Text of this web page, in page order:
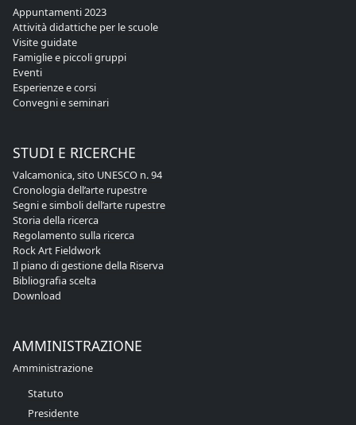
Appuntamenti 2023
Attività didattiche per le scuole
Visite guidate
Famiglie e piccoli gruppi
Eventi
Esperienze e corsi
Convegni e seminari
STUDI E RICERCHE
Valcamonica, sito UNESCO n. 94
Cronologia dell’arte rupestre
Segni e simboli dell’arte rupestre
Storia della ricerca
Regolamento sulla ricerca
Rock Art Fieldwork
Il piano di gestione della Riserva
Bibliografia scelta
Download
AMMINISTRAZIONE
Amministrazione
Statuto
Presidente